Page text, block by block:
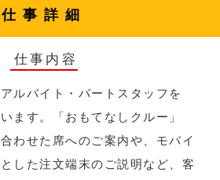
仕事詳細
仕事内容
ルバイト・パートスタッフを
ます。「おもてなしクルー」
わせた席へのご案内や、モバイ
した注文端末のご説明など、客